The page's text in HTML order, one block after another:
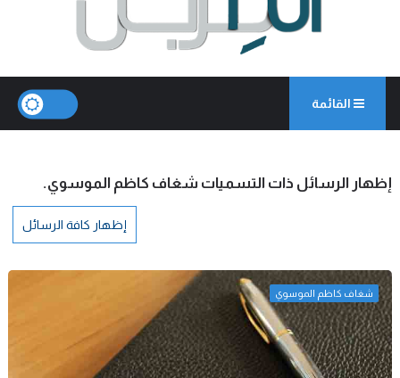
القائمة
‏إظهار الرسائل ذات التسميات شغاف كاظم الموسوي.
إظهار كافة الرسائل
شغاف كاظم الموسوي